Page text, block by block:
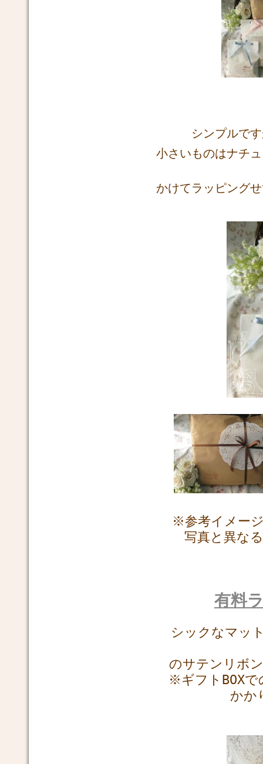
シンプルで
小さいものはナチ
かけてラッピング
※参考イメー
写真と異な
有料
シックなマッ
のサテンリボ
※ギフトBOXで
かか